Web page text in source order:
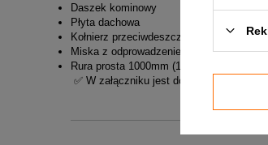
Daszek kominowy
Płyta dachowa
Kołnierz przeciwdeszczowy
Miska z odprowadzeniem kondensatu
Rura prosta 1000mm (10 szt.)
✅ W załączniku jest do pobrania karta